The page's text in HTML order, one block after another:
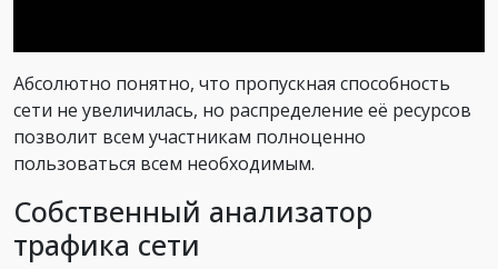
Абсолютно понятно, что пропускная способность
сети не увеличилась, но распределение её ресурсов
позволит всем участникам полноценно
пользоваться всем необходимым.
Собственный анализатор
трафика сети